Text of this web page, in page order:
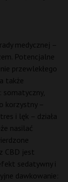
medycznej –
Potencjalne
przewlekłego
także
somatyczny,
korzystny –
i lęk – działa
nasilać
CBD jest
sedatywny i
dawkowanie: